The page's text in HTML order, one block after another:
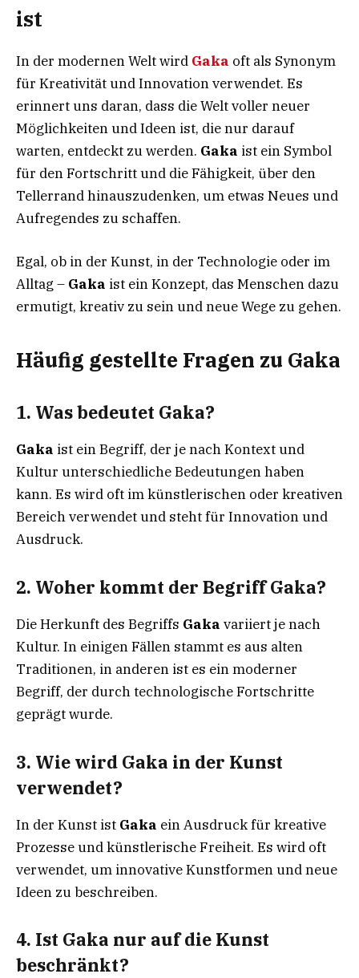
ist
In der modernen Welt wird Gaka oft als Synonym
für Kreativität und Innovation verwendet. Es
erinnert uns daran, dass die Welt voller neuer
Möglichkeiten und Ideen ist, die nur darauf
warten, entdeckt zu werden. Gaka ist ein Symbol
für den Fortschritt und die Fähigkeit, über den
Tellerrand hinauszudenken, um etwas Neues und
Aufregendes zu schaffen.
Egal, ob in der Kunst, in der Technologie oder im
Alltag – Gaka ist ein Konzept, das Menschen dazu
ermutigt, kreativ zu sein und neue Wege zu gehen.
Häufig gestellte Fragen zu Gaka
1. Was bedeutet Gaka?
Gaka ist ein Begriff, der je nach Kontext und
Kultur unterschiedliche Bedeutungen haben
kann. Es wird oft im künstlerischen oder kreativen
Bereich verwendet und steht für Innovation und
Ausdruck.
2. Woher kommt der Begriff Gaka?
Die Herkunft des Begriffs Gaka variiert je nach
Kultur. In einigen Fällen stammt es aus alten
Traditionen, in anderen ist es ein moderner
Begriff, der durch technologische Fortschritte
geprägt wurde.
3. Wie wird Gaka in der Kunst
verwendet?
In der Kunst ist Gaka ein Ausdruck für kreative
Prozesse und künstlerische Freiheit. Es wird oft
verwendet, um innovative Kunstformen und neue
Ideen zu beschreiben.
4. Ist Gaka nur auf die Kunst
beschränkt?